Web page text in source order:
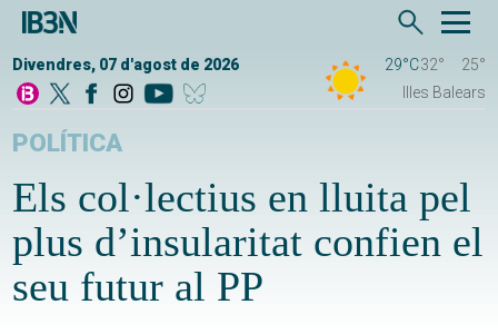
Divendres, 07 d'agost de 2026 29°C32°
25°
Illes Balears
POLÍTICA
Els col·lectius en lluita pel
plus d’insularitat confien el
seu futur al PP